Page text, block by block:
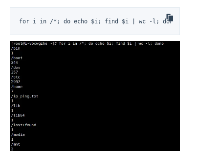
for i in /*; do echo $i; find $i | wc -l; done